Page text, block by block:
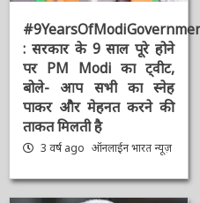
#9YearsOfModiGovernment
: सरकार के 9 साल पूरे होने
पर PM Modi का ट्वीट,
बोले- आप सभी का स्नेह
पाकर और मेहनत करने की
ताकत मिलती है
3 वर्ष ago ऑनलाईन भारत